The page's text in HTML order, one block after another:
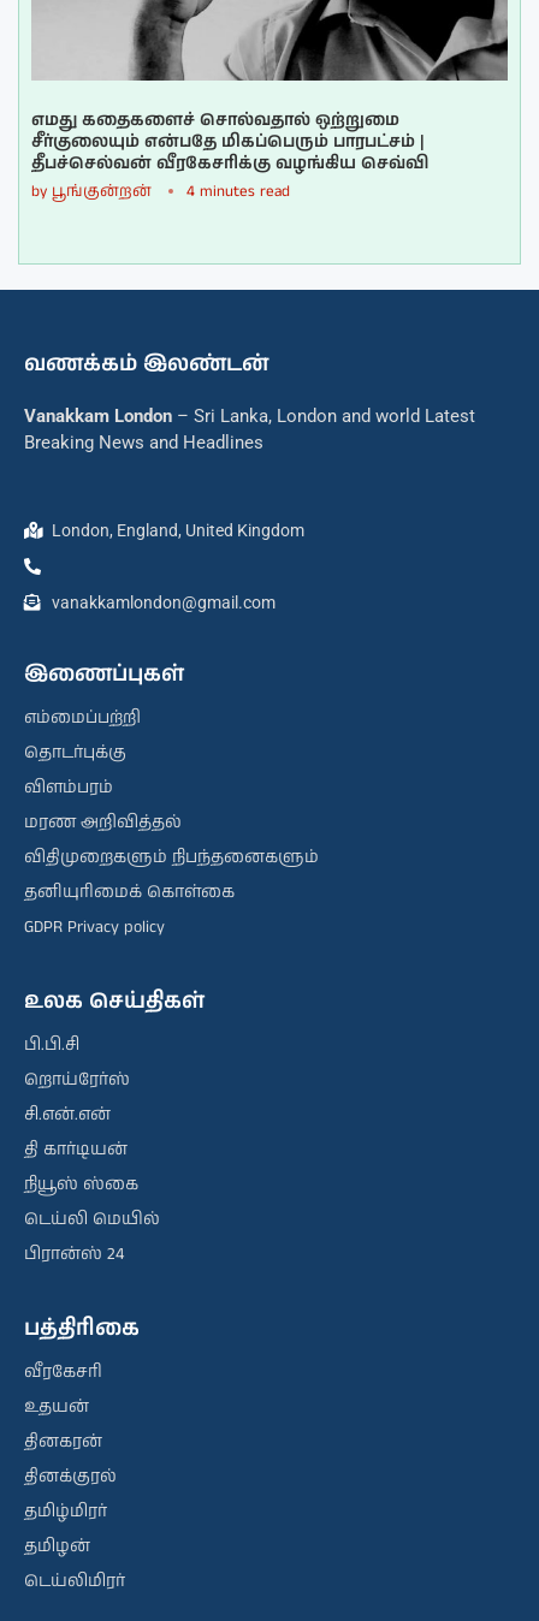
எமது கதைகளைச் சொல்வதால் ஒற்றுமை
சீர்குலையும் என்பதே மிகப்பெரும் பாரபட்சம் |
தீபச்செல்வன் வீரகேசரிக்கு வழங்கிய செவ்வி
by பூங்குன்றன் 4 minutes read
வணக்கம் இலண்டன்
Vanakkam London – Sri Lanka, London and world Latest
Breaking News and Headlines
London, England, United Kingdom
vanakkamlondon@gmail.com
இணைப்புகள்
எம்மைப்பற்றி
தொடர்புக்கு
விளம்பரம்
மரண அறிவித்தல்
விதிமுறைகளும் நிபந்தனைகளும்
தனியுரிமைக் கொள்கை
GDPR Privacy policy
உலக செய்திகள்
பி.பி.சி
றொய்ரேர்ஸ்
சி.என்.என்
தி கார்டியன்
நியூஸ் ஸ்கை
டெய்லி மெயில்
பிரான்ஸ் 24
பத்திரிகை
வீரகேசரி
உதயன்
தினகரன்
தினக்குரல்
தமிழ்மிரர்
தமிழன்
டெய்லிமிரர்